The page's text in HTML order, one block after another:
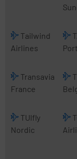
Tailwind
Airlines
Transavia
France
TUIfly
Nordic